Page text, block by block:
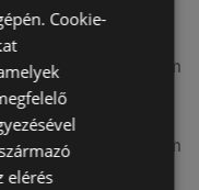
51,54 km
53,49 km
Cookie-
elérés